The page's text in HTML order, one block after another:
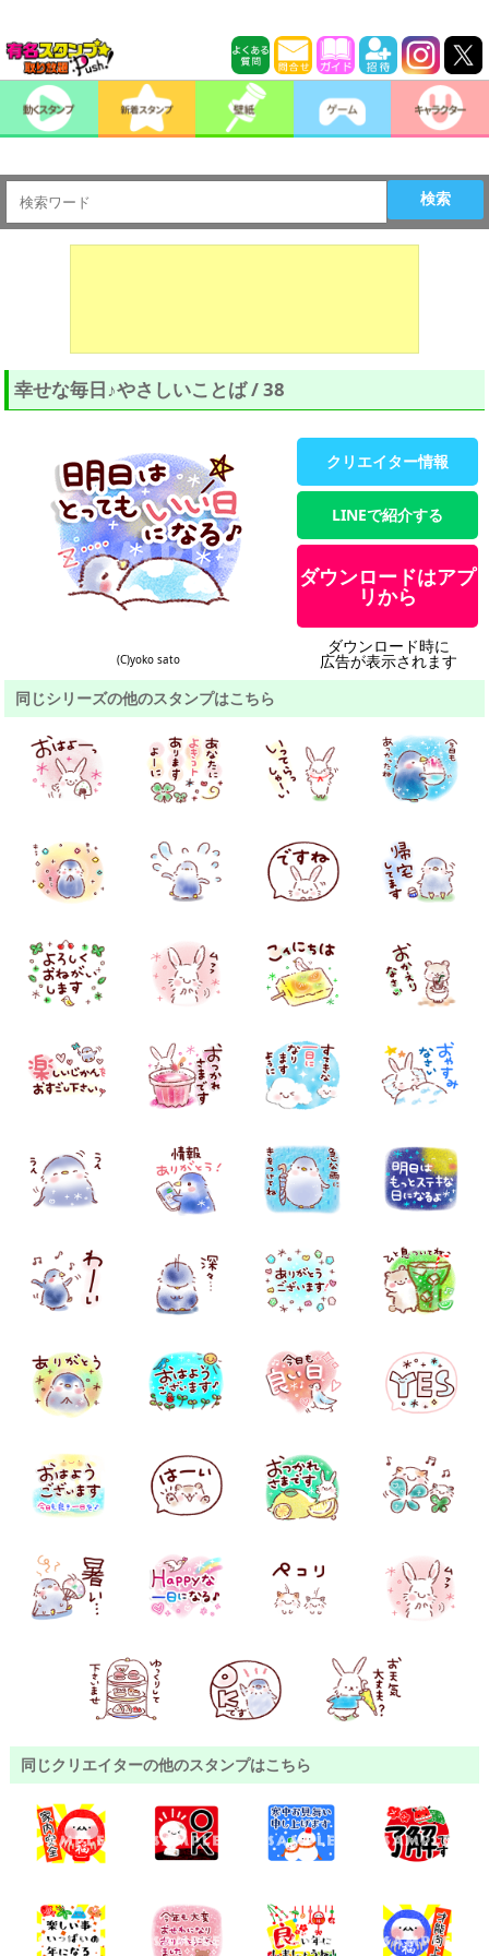
検索
幸せな毎日♪やさしいことば / 38
(C)yoko sato
クリエイター情報
LINEで紹介する
ダウンロードはアプ
リから
ダウンロード時に
広告が表示されます
同じシリーズの他のスタンプはこちら
同じクリエイターの他のスタンプはこちら